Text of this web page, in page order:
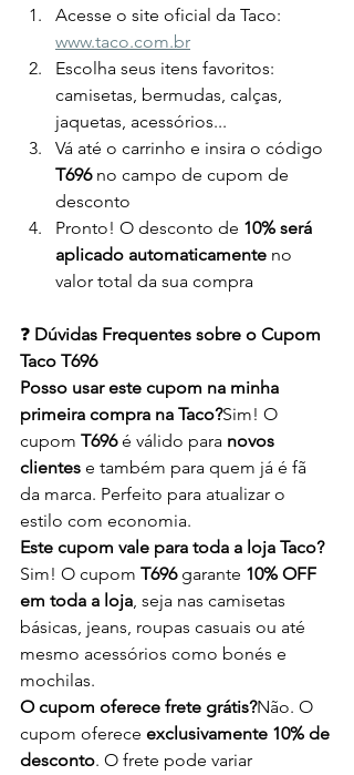
Acesse o site oficial da Taco:
www.taco.com.br
Escolha seus itens favoritos:
camisetas, bermudas, calças,
jaquetas, acessórios...
Vá até o carrinho e insira o código
T696 no campo de cupom de
desconto
Pronto! O desconto de 10% será
aplicado automaticamente no
valor total da sua compra
❓ Dúvidas Frequentes sobre o Cupom
Taco T696
Posso usar este cupom na minha
primeira compra na Taco?Sim! O
cupom T696 é válido para novos
clientes e também para quem já é fã
da marca. Perfeito para atualizar o
estilo com economia.
Este cupom vale para toda a loja Taco?
Sim! O cupom T696 garante 10% OFF
em toda a loja, seja nas camisetas
básicas, jeans, roupas casuais ou até
mesmo acessórios como bonés e
mochilas.
O cupom oferece frete grátis?Não. O
cupom oferece exclusivamente 10% de
desconto. O frete pode variar